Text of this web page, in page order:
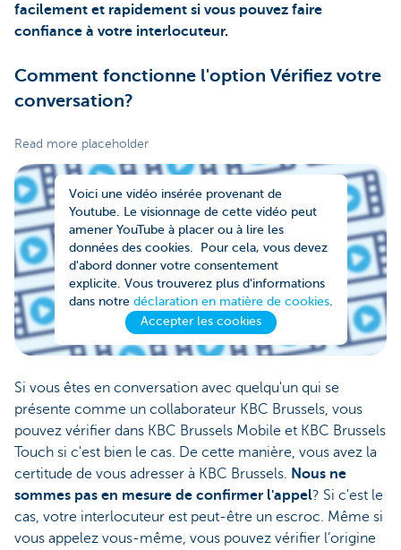
facilement et rapidement si vous pouvez faire
confiance à votre interlocuteur.
Comment fonctionne l'option Vérifiez votre
conversation?
Read more placeholder
Voici une vidéo insérée provenant de
Youtube. Le visionnage de cette vidéo peut
amener YouTube à placer ou à lire les
données des cookies. Pour cela, vous devez
d'abord donner votre consentement
explicite. Vous trouverez plus d'informations
dans notre déclaration en matière de cookies.
Accepter les cookies
Si vous êtes en conversation avec quelqu'un qui se
présente comme un collaborateur KBC Brussels, vous
pouvez vérifier dans KBC Brussels Mobile et KBC Brussels
Touch si c'est bien le cas. De cette manière, vous avez la
certitude de vous adresser à KBC Brussels. Nous ne
sommes pas en mesure de confirmer l'appel? Si c'est le
cas, votre interlocuteur est peut-être un escroc. Même si
vous appelez vous-même, vous pouvez vérifier l’origine